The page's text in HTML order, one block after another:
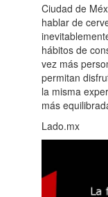
Ciudad de
hablar de
hábitos de
vez más
permitan
la misma
más
Lado.mx